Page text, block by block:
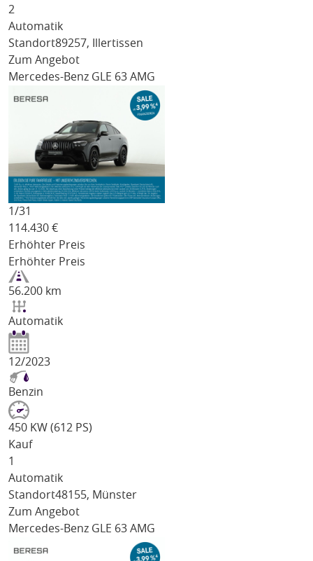
2
Automatik
Standort89257, Illertissen
Zum Angebot
Mercedes-Benz GLE 63 AMG
1/31
114.430 €
Erhöhter Preis
Erhöhter Preis
56.200 km
Automatik
12/2023
Benzin
450 KW (612 PS)
Kauf
1
Automatik
Standort48155, Münster
Zum Angebot
Mercedes-Benz GLE 63 AMG